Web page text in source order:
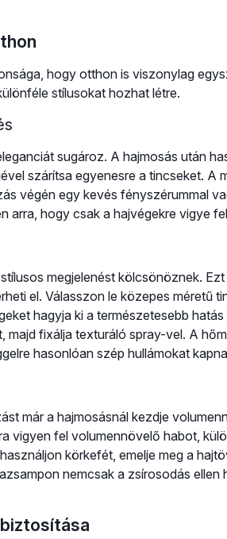
hogy otthon is viszonylag
stílusokat hozhat létre.
sugároz. A hajmosás után
szárítsa egyenesre a tincseket. A
végén egy kevés fényszérummal
arra, hogy csak a hajvégekre vigye
megjelenést kölcsönöznek.
el. Válasszon le közepes méretű
hagyja ki a természetesebb
majd fixálja texturáló spray-vel. A
hasonlóan szép hullámokat
már a hajmosásnál kezdje
vigyen fel volumennövelő habot,
körkefét, emelje meg a
nemcsak a zsírosodás